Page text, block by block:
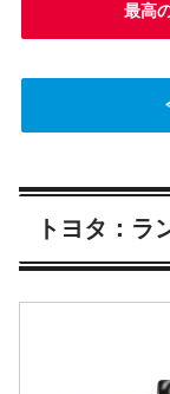
最高
トヨタ：ラ